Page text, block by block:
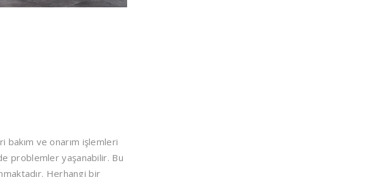
ve onarım işlemleri
problemler yaşanabilir. Bu
Herhangi bir